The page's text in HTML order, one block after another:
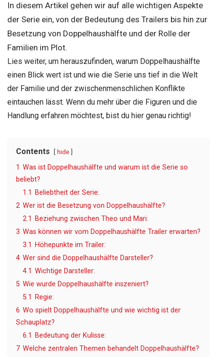
In diesem Artikel gehen wir auf alle wichtigen Aspekte
der Serie ein, von der Bedeutung des Trailers bis hin zur
Besetzung von Doppelhaushälfte und der Rolle der
Familien im Plot.
Lies weiter, um herauszufinden, warum Doppelhaushälfte
einen Blick wert ist und wie die Serie uns tief in die Welt
der Familie und der zwischenmenschlichen Konflikte
eintauchen lässt. Wenn du mehr über die Figuren und die
Handlung erfahren möchtest, bist du hier genau richtig!
Contents hide
1 Was ist Doppelhaushälfte und warum ist die Serie so
beliebt?
1.1
Beliebtheit der Serie:
2 Wer ist die Besetzung von Doppelhaushälfte?
2.1
Beziehung zwischen Theo und Mari:
3 Was können wir vom Doppelhaushälfte Trailer erwarten?
3.1
Höhepunkte im Trailer:
4 Wer sind die Doppelhaushälfte Darsteller?
4.1 Wichtige Darsteller:
5 Wie wurde Doppelhaushälfte inszeniert?
5.1
Regie:
6 Wo spielt Doppelhaushälfte und wie wichtig ist der
Schauplatz?
6.1
Bedeutung der Kulisse:
7 Welche zentralen Themen behandelt Doppelhaushälfte?